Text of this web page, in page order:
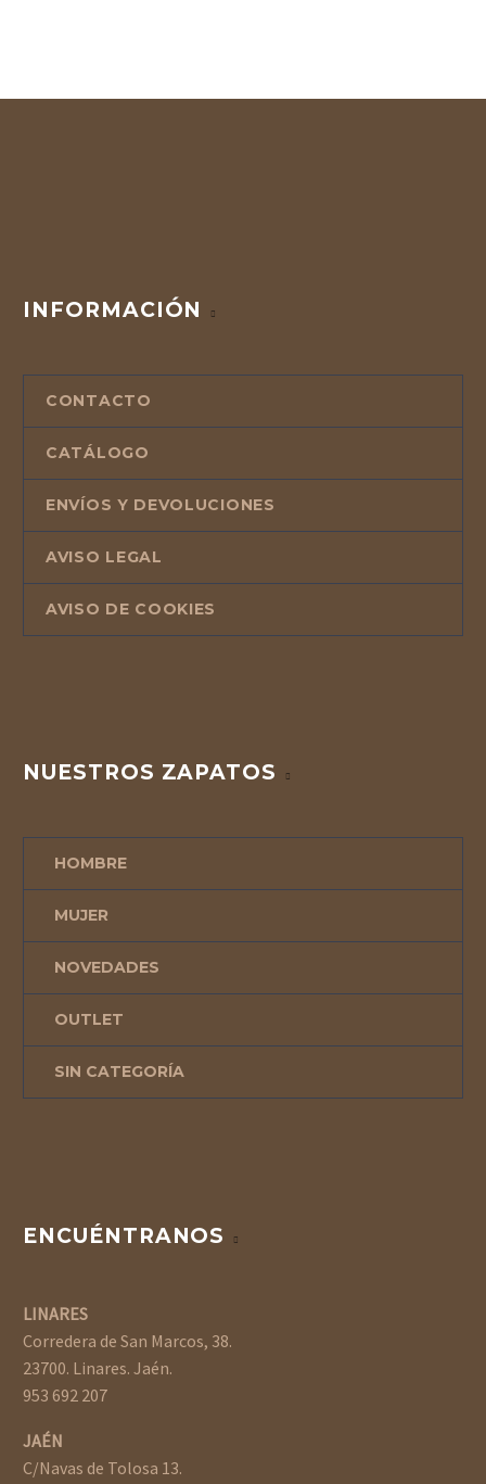
INFORMACIÓN
CONTACTO
CATÁLOGO
ENVÍOS Y DEVOLUCIONES
AVISO LEGAL
AVISO DE COOKIES
NUESTROS ZAPATOS
HOMBRE
MUJER
NOVEDADES
OUTLET
SIN CATEGORÍA
ENCUÉNTRANOS
LINARES
Corredera de San Marcos, 38.
23700. Linares. Jaén.
953 692 207
JAÉN
C/Navas de Tolosa 13.